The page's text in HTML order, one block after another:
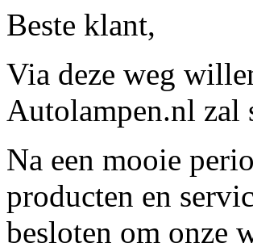
Beste klant,
Via deze weg
Autolampen.nl zal
Na een mooie
producten en
besloten om onze